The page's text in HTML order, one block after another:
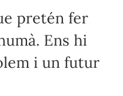
pretén fer
Ens hi
i un futur